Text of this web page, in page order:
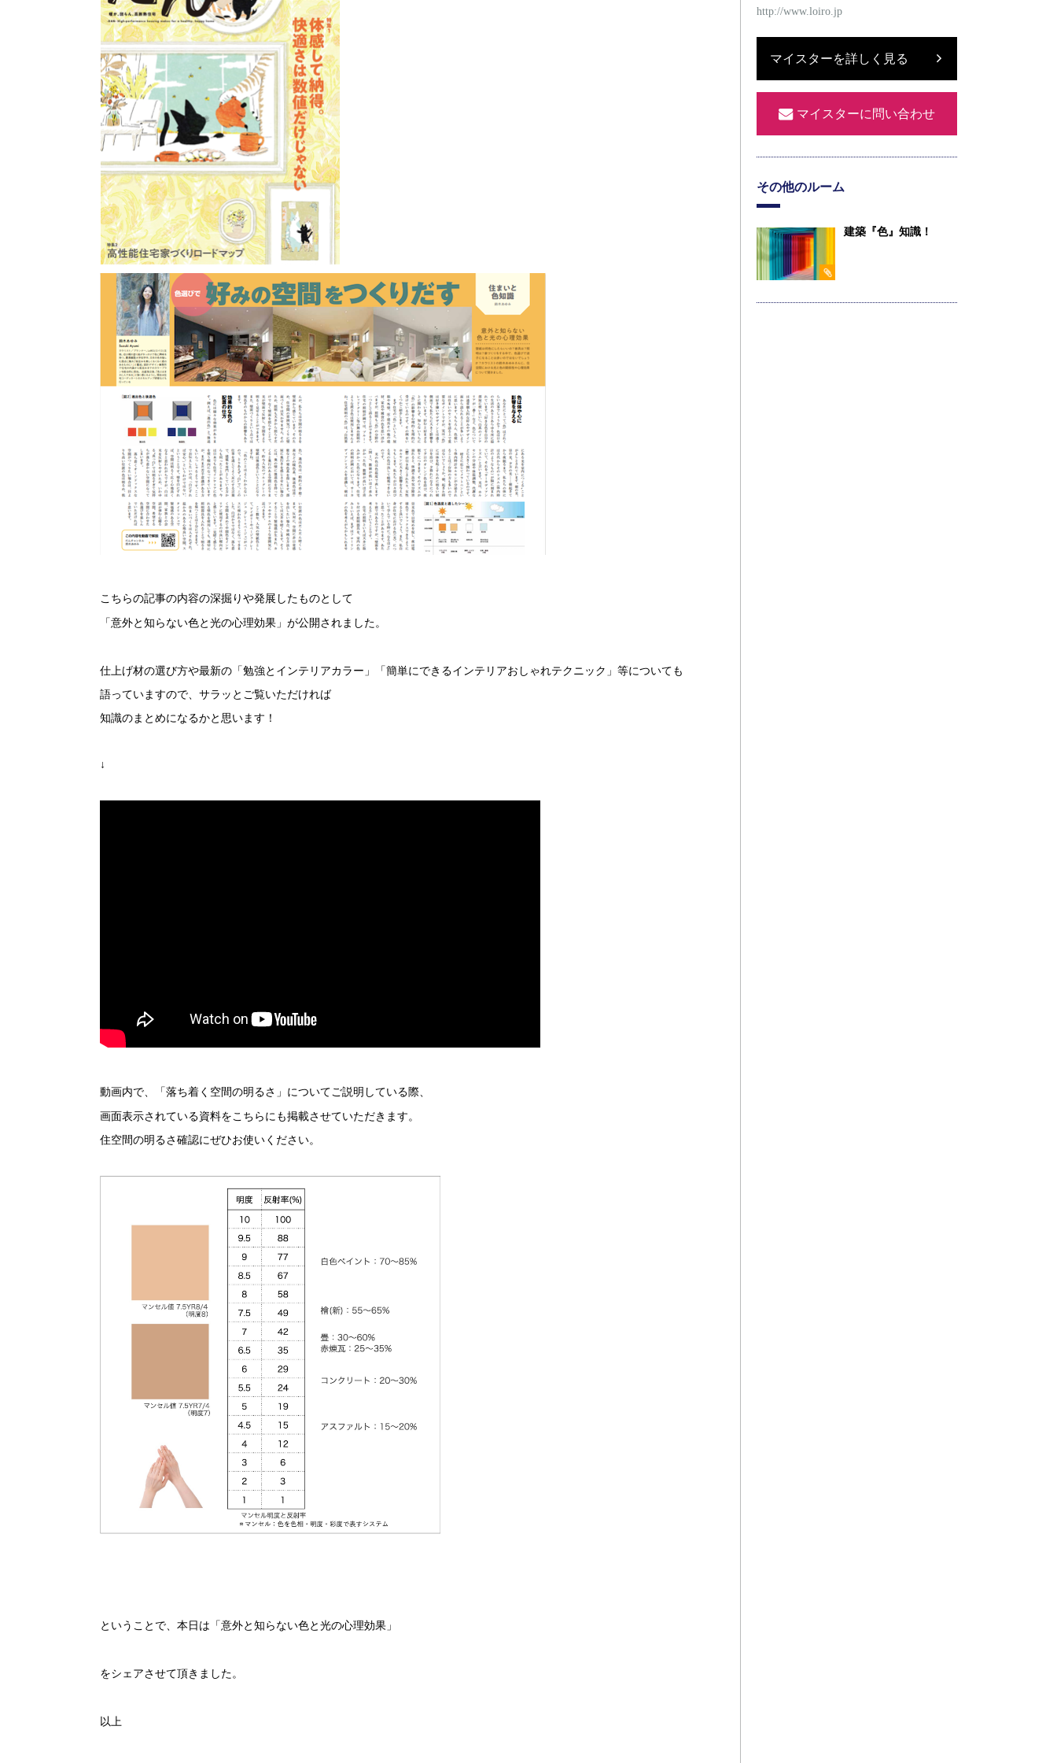
こちらの記事の内容の深掘りや発展したものとして
「意外と知らない色と光の心理効果」が公開されました。
仕上げ材の選び方や最新の「勉強とインテリアカラー」「簡単にできるインテリアおしゃれテクニック」等についても
語っていますので、サラッとご覧いただければ
知識のまとめになるかと思います！
↓
動画内で、「落ち着く空間の明るさ」についてご説明している際、
画面表示されている資料をこちらにも掲載させていただきます。
住空間の明るさ確認にぜひお使いください。
ということで、本日は「意外と知らない色と光の心理効果」
をシェアさせて頂きました。
以上
http://www.loiro.jp
マイスターを詳しく見る
マイスターに問い合わせ
その他のルーム
建築『色』知識！